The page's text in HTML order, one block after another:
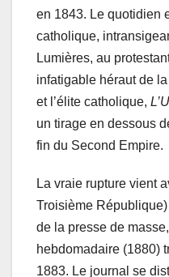
en 1843. Le quotidien
catholique,
Lumières, au
infatigable héraut de
et l’élite catholique,
un tirage en dessous
fin du Second Empire.
La vraie rupture vient
Troisième
de la presse de
hebdomadaire (1880)
1883. Le journal se